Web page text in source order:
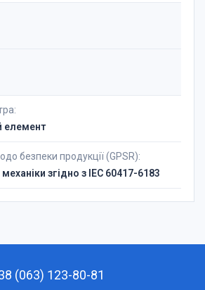
елемент
безпеки продукції (GPSR):
механіки згідно з IEC 60417-6183
(063) 123-80-81